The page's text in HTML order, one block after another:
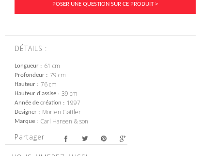
POSER UNE QUESTION SUR CE PRODUIT >
DÉTAILS :
Longueur 61 cm
Profondeur 79 cm
Hauteur 76 cm
Hauteur d'assise 39 cm
Année de création 1997
Designer Morten Gøttler
Marque Carl Hansen & son
Partager